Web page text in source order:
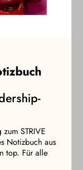
STRIVE
Notizbuch aus
top. Für alle